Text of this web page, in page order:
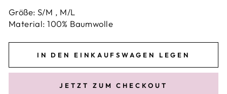
Größe: S/M , M/L
Material: 100% Baumwolle
IN DEN EINKAUFSWAGEN LEGEN
JETZT ZUM CHECKOUT